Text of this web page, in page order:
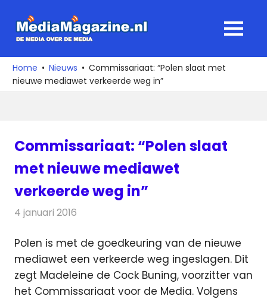
naar
media
over
de
MENU
Home Nieuws
Commissariaat: “Polen slaat met
nieuwe mediawet verkeerde weg in”
Commissariaat: “Polen slaat
met nieuwe mediawet
verkeerde weg in”
4 januari 2016
Polen is met de goedkeuring van de nieuwe
mediawet een verkeerde weg ingeslagen. Dit
zegt Madeleine de Cock Buning, voorzitter van
het Commissariaat voor de Media. Volgens